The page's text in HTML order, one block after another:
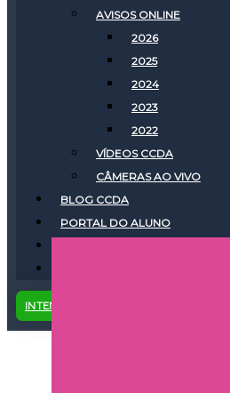
AVISOS ONLINE
2026
2025
2024
2023
2022
VÍDEOS CCDA
CÂMERAS AO VIVO
BLOG CCDA
PORTAL DO ALUNO
INTENÇÃO DE MATRÍCULA